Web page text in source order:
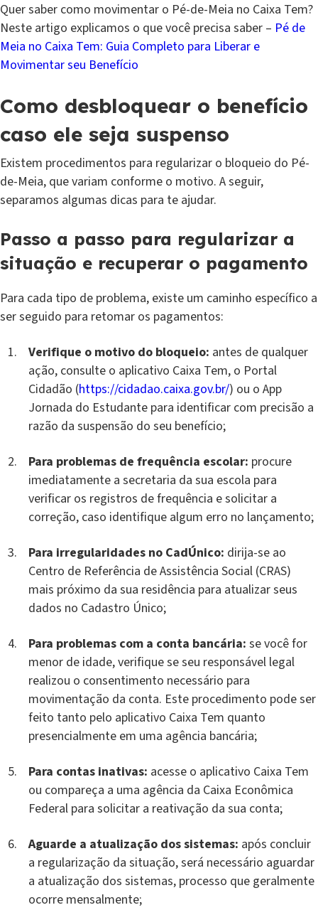
Quer saber como movimentar o Pé-de-Meia no Caixa Tem?
Neste artigo explicamos o que você precisa saber – Pé de
Meia no Caixa Tem: Guia Completo para Liberar e
Movimentar seu Benefício
Como desbloquear o benefício
caso ele seja suspenso
Existem procedimentos para regularizar o bloqueio do Pé-
de-Meia, que variam conforme o motivo. A seguir,
separamos algumas dicas para te ajudar.
Passo a passo para regularizar a
situação e recuperar o pagamento
Para cada tipo de problema, existe um caminho específico a
ser seguido para retomar os pagamentos:
Verifique o motivo do bloqueio: antes de qualquer
ação, consulte o aplicativo Caixa Tem, o Portal
Cidadão (https://cidadao.caixa.gov.br/) ou o App
Jornada do Estudante para identificar com precisão a
razão da suspensão do seu benefício;
Para problemas de frequência escolar: procure
imediatamente a secretaria da sua escola para
verificar os registros de frequência e solicitar a
correção, caso identifique algum erro no lançamento;
Para irregularidades no CadÚnico: dirija-se ao
Centro de Referência de Assistência Social (CRAS)
mais próximo da sua residência para atualizar seus
dados no Cadastro Único;
Para problemas com a conta bancária: se você for
menor de idade, verifique se seu responsável legal
realizou o consentimento necessário para
movimentação da conta. Este procedimento pode ser
feito tanto pelo aplicativo Caixa Tem quanto
presencialmente em uma agência bancária;
Para contas inativas: acesse o aplicativo Caixa Tem
ou compareça a uma agência da Caixa Econômica
Federal para solicitar a reativação da sua conta;
Aguarde a atualização dos sistemas: após concluir
a regularização da situação, será necessário aguardar
a atualização dos sistemas, processo que geralmente
ocorre mensalmente;